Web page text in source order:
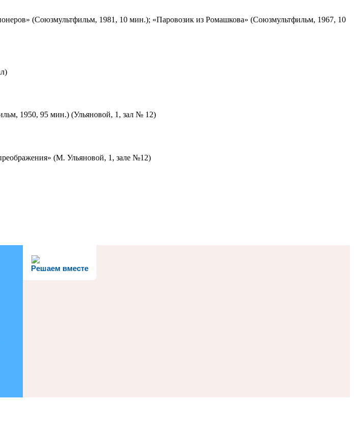
(Союзмультфильм, 1981, 10 мин.); «Паровозик из Ромашкова» (Союзмультфильм, 1967, 10
1950, 95 мин.) (Ульяновой, 1, зал № 12)
(М. Ульяновой, 1, зале №12)
Решаем вместе